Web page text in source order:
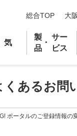
総合TOP 大
気
製
品
･
サー
ビス
くあるお問
ポータルのご登録情報の